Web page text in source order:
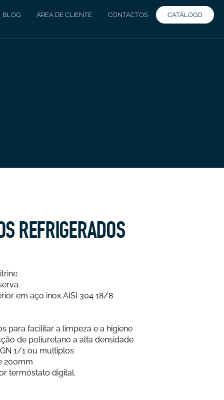
BLOG ÁREA DE CLIENTE CONTACTOS CATÁLOGO
REFRIGERADOS
em aço inox AISI 304 18/8
para facilitar a limpeza e a higiene
de poliuretano a alta densidade
1/1 ou multiplos
200mm
termóstato digital.